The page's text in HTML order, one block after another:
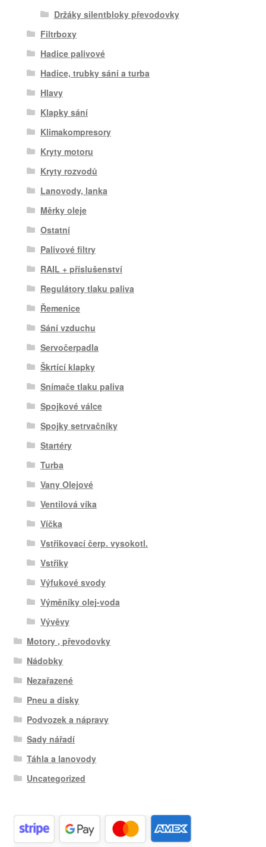
Držáky silentbloky převodovky
Filtrboxy
Hadice palivové
Hadice, trubky sání a turba
Hlavy
Klapky sání
Klimakompresory
Kryty motoru
Kryty rozvodů
Lanovody, lanka
Měrky oleje
Ostatní
Palivové filtry
RAIL + příslušenství
Regulátory tlaku paliva
Řemenice
Sání vzduchu
Servočerpadla
Škrtící klapky
Snímače tlaku paliva
Spojkové válce
Spojky setrvačníky
Startéry
Turba
Vany Olejové
Ventilová víka
Víčka
Vstřikovací čerp. vysokotl.
Vstřiky
Výfukové svody
Výměníky olej-voda
Vývěvy
Motory , převodovky
Nádobky
Nezařazené
Pneu a disky
Podvozek a nápravy
Sady nářadí
Táhla a lanovody
Uncategorized